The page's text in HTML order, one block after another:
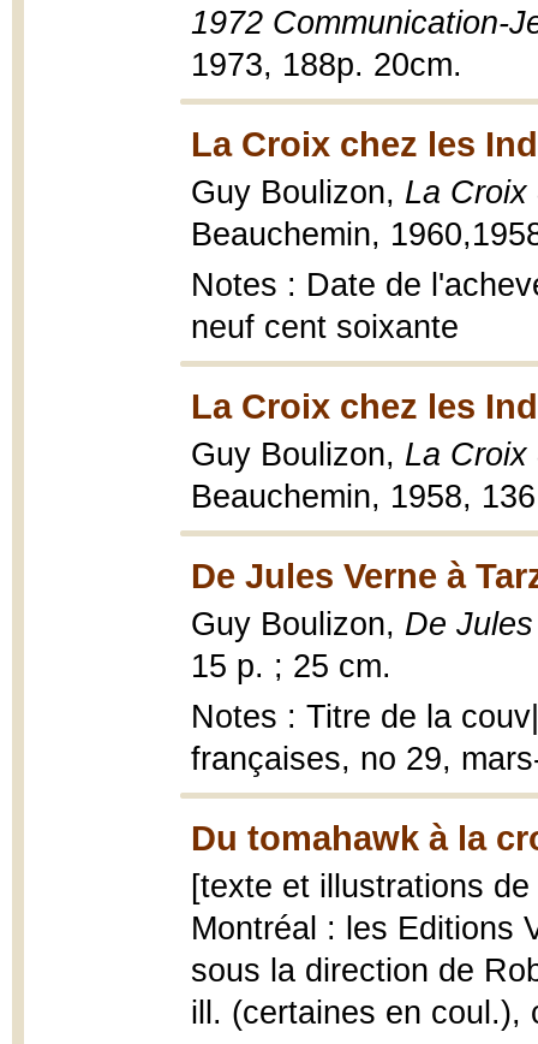
1972 Communication-
1973, 188p. 20cm.
La Croix chez les
Guy Boulizon, La Croix
Beauchemin,
Notes : Date de
neuf cent soixante
La Croix chez les
Guy Boulizon, La Croix
Beauchemin, 1958,
De Jules Verne à
Guy Boulizon, De
15 p. ; 25 cm.
Notes : Titre de la
françaises, no 29,
Du tomahawk à la
[texte et illustrations
Montréal : les Editions
sous la direction de
ill. (certaines en coul.),